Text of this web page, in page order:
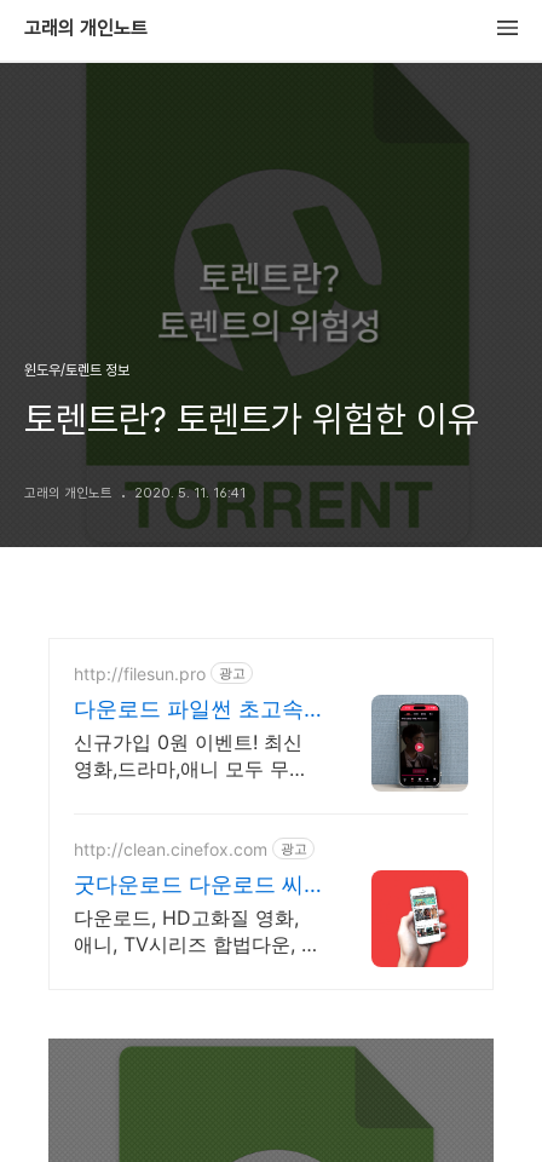
고래의 개인노트
윈도우/토렌트 정보
토렌트란? 토렌트가 위험한 이유
고래의 개인노트 2020. 5. 11. 16:41
http://filesun.pro 광고
다운로드 파일썬 초고속,
4K 실시간 보기!
신규가입 0원 이벤트! 최신
영화,드라마,애니 모두 무료!
http://clean.cinefox.com 광고
굿다운로드 다운로드 씨
네폭스
다운로드, HD고화질 영화,
애니, TV시리즈 합법다운, 스